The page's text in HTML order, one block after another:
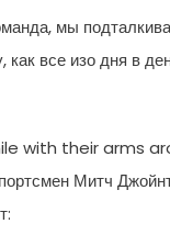
мы
как все изо дня в
with their arms
Митч